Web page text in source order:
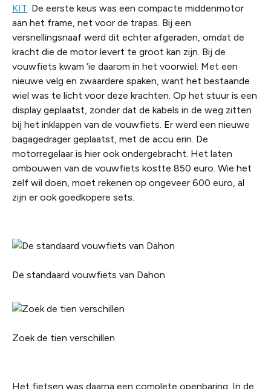
KIT. De eerste keus was een compacte middenmotor
aan het frame, net voor de trapas. Bij een
versnellingsnaaf werd dit echter afgeraden, omdat de
kracht die de motor levert te groot kan zijn. Bij de
vouwfiets kwam ‘ie daarom in het voorwiel. Met een
nieuwe velg en zwaardere spaken, want het bestaande
wiel was te licht voor deze krachten. Op het stuur is een
display geplaatst, zonder dat de kabels in de weg zitten
bij het inklappen van de vouwfiets. Er werd een nieuwe
bagagedrager geplaatst, met de accu erin. De
motorregelaar is hier ook ondergebracht. Het laten
ombouwen van de vouwfiets kostte 850 euro. Wie het
zelf wil doen, moet rekenen op ongeveer 600 euro, al
zijn er ook goedkopere sets.
De standaard vouwfiets van Dahon
Zoek de tien verschillen
Het fietsen was daarna een complete openbaring. In de